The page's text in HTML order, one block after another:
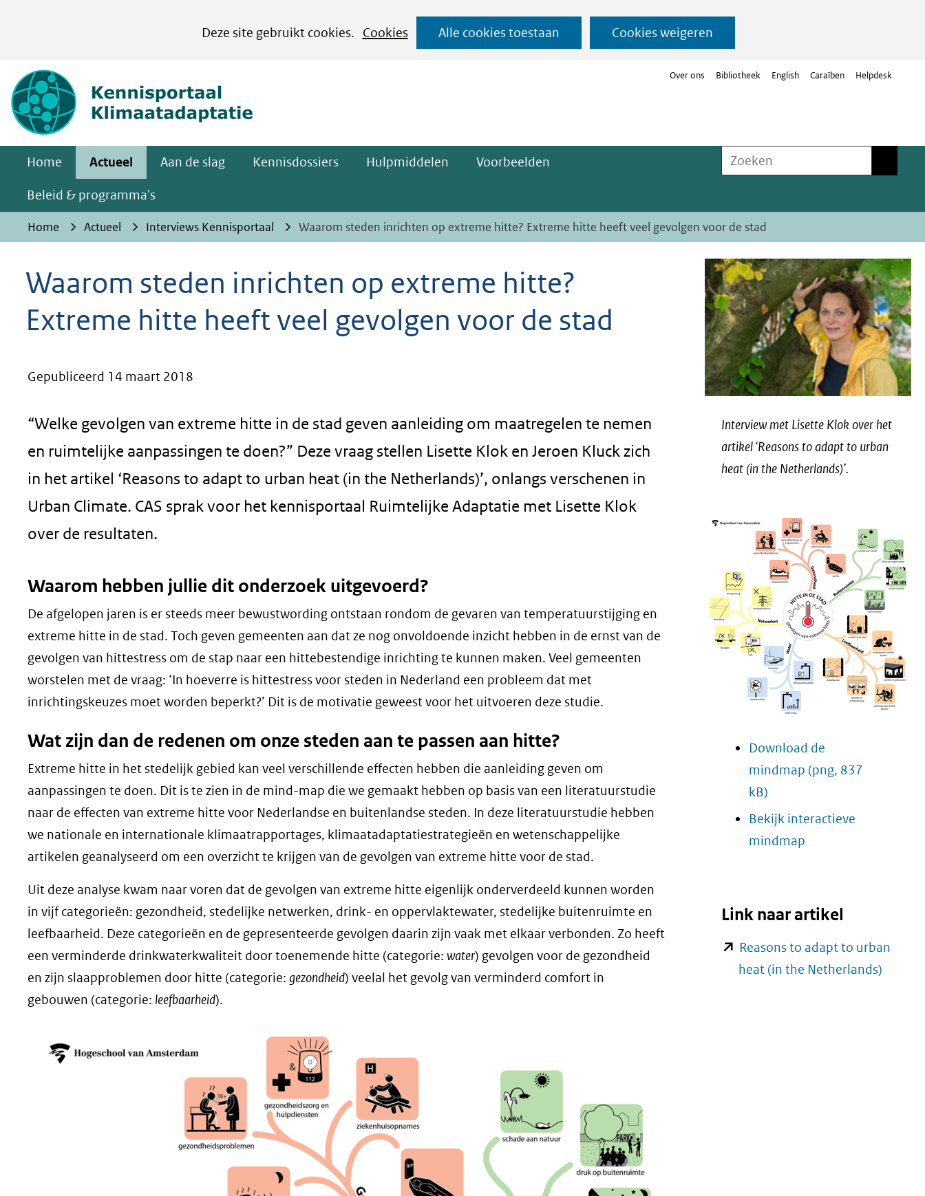
Deze site gebruikt cookies.
Cookies
kan
het
gebruik
van
cookies
deze
website
toegestaan
geweigerd.
Alle cookies toestaan Cookies weigeren
Ga
naar
Over ons Bibliotheek English Caraïben Helpdesk
Home Actueel Aan de slag Kennisdossiers Hulpmiddelen Voorbeelden
Beleid & programma's
Zoeken
Home Actueel Interviews Kennisportaal Waarom steden inrichten op extreme hitte? Extreme hitte heeft veel gevolgen voor de stad
Waarom steden inrichten op extreme hitte?
Extreme hitte heeft veel gevolgen voor de stad
Gepubliceerd 14 maart 2018
“Welke gevolgen van extreme hitte in de stad geven aanleiding om maatregelen te nemen
en ruimtelijke aanpassingen te doen?” Deze vraag stellen Lisette Klok en Jeroen Kluck zich
in het artikel ‘Reasons to adapt to urban heat (in the Netherlands)’, onlangs verschenen in
Urban Climate. CAS sprak voor het kennisportaal Ruimtelijke Adaptatie met Lisette Klok
over de resultaten.
Waarom hebben jullie dit onderzoek uitgevoerd?
De afgelopen jaren is er steeds meer bewustwording ontstaan rondom de gevaren van temperatuurstijging en
extreme hitte in de stad. Toch geven gemeenten aan dat ze nog onvoldoende inzicht hebben in de ernst van de
gevolgen van hittestress om de stap naar een hittebestendige inrichting te kunnen maken. Veel gemeenten
worstelen met de vraag: ‘In hoeverre is hittestress voor steden in Nederland een probleem dat met
inrichtingskeuzes moet worden beperkt?’ Dit is de motivatie geweest voor het uitvoeren deze studie.
Wat zijn dan de redenen om onze steden aan te passen aan hitte?
Extreme hitte in het stedelijk gebied kan veel verschillende effecten hebben die aanleiding geven om
aanpassingen te doen. Dit is te zien in de mind-map die we gemaakt hebben op basis van een literatuurstudie
naar de effecten van extreme hitte voor Nederlandse en buitenlandse steden. In deze literatuurstudie hebben
we nationale en internationale klimaatrapportages, klimaatadaptatiestrategieën en wetenschappelijke
artikelen geanalyseerd om een overzicht te krijgen van de gevolgen van extreme hitte voor de stad.
Uit deze analyse kwam naar voren dat de gevolgen van extreme hitte eigenlijk onderverdeeld kunnen worden
in vijf categorieën: gezondheid, stedelijke netwerken, drink- en oppervlaktewater, stedelijke buitenruimte en
leefbaarheid. Deze categorieën en de gepresenteerde gevolgen daarin zijn vaak met elkaar verbonden. Zo heeft
een verminderde drinkwaterkwaliteit door toenemende hitte (categorie: water) gevolgen voor de gezondheid
en zijn slaapproblemen door hitte (categorie: gezondheid) veelal het gevolg van verminderd comfort in
gebouwen (categorie: leefbaarheid).
Interview met Lisette Klok over het
artikel ‘Reasons to adapt to urban
heat (in the Netherlands)’.
Download de
mindmap (png, 837
kB)
Bekijk interactieve
mindmap
venster)
naar
een
Link naar artikel
Reasons to adapt to urban
heat (in the Netherlands)